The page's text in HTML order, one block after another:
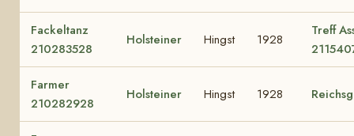
Fackeltanz
210283528
Holsteiner Hingst 1928
Treff
Farmer
210282928
Holsteiner Hingst 1928